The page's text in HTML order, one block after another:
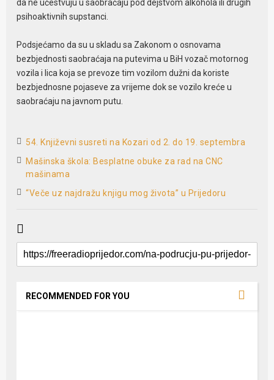
da ne učestvuju u saobraćaju pod dejstvom alkohola ili drugih
psihoaktivnih supstanci.
Podsjećamo da su u skladu sa Zakonom o osnovama
bezbjednosti saobraćaja na putevima u BiH vozač motornog
vozila i lica koja se prevoze tim vozilom dužni da koriste
bezbjednosne pojaseve za vrijeme dok se vozilo kreće u
saobraćaju na javnom putu.
54. Književni susreti na Kozari od 2. do 19. septembra
Mašinska škola: Besplatne obuke za rad na CNC
mašinama
“Veče uz najdražu knjigu mog života” u Prijedoru
RECOMMENDED FOR YOU